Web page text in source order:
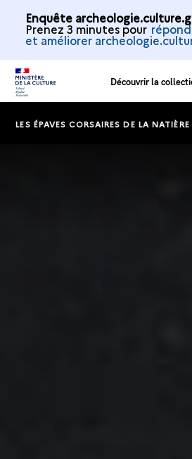
Enquête
Prenez 3 minutes pour
et améliorer
Découvrir la
LES ÉPAVES CORSAIRES DE LA NATIÈRE